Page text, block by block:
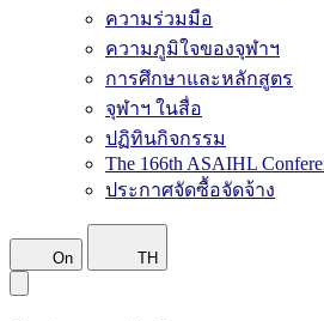
ความร่วมมือ
ความภูมิใจของจุฬาฯ
การศึกษาและหลักสูตร
จุฬาฯ ในสื่อ
ปฏิทินกิจกรรม
The 166th ASAIHL
ประกาศจัดซื้อจัดจ้าง
On TH